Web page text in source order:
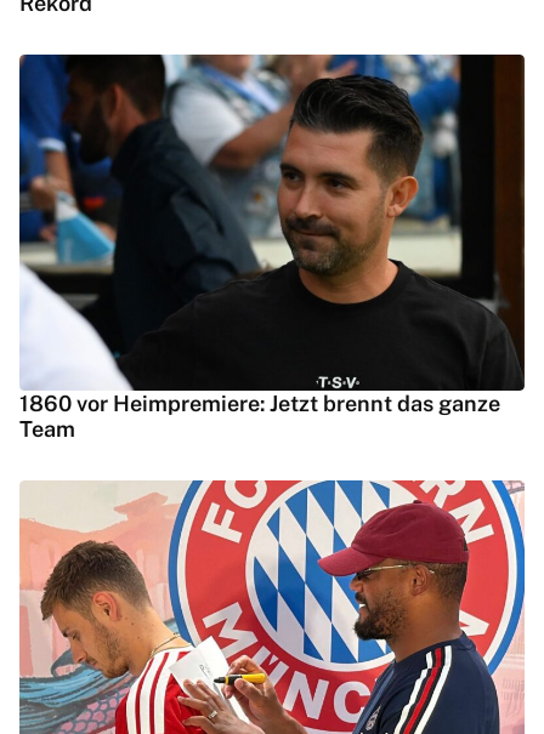
1860 vor Heimpremiere: Jetzt brennt das ganze
Team